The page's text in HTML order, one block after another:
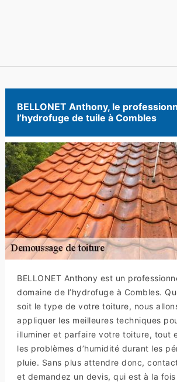
BELLONET Anthony, le
l’hydrofuge de tuile à Combles
BELLONET Anthony est un
domaine de l’hydrofuge à Combles.
soit le type de votre toiture, nous
appliquer les meilleures techniques
illuminer et parfaire votre toiture, tout
les problèmes d’humidité durant les
pluie. Sans plus attendre donc,
et demandez un devis, qui est à la